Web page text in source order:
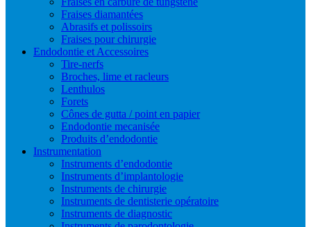
Fraises diamantées
Abrasifs et polissoirs
Fraises pour chirurgie
Endodontie et Accessoires
Tire-nerfs
Broches, lime et racleurs
Lenthulos
Forets
Cônes de gutta / point en papier
Endodontie mecanisée
Produits d’endodontie
Instrumentation
Instruments d’endodontie
Instruments d’implantologie
Instruments de chirurgie
Instruments de dentisterie opératoire
Instruments de diagnostic